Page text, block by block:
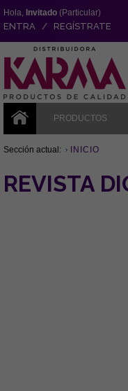
Hola, Invitado (Particular)
ENTRA / REGÍSTRATE
PRODUCTOS
Sección actual: INICIO
REVISTA